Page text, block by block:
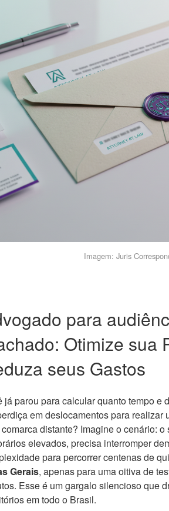
Imagem: Juris
para
Otimize sua
seus Gastos
já parou para calcular quanto tempo e
em deslocamentos para realizar
distante? Imagine o cenário:
elevados, precisa interromper
para percorrer centenas de
Gerais, apenas para uma oitiva de
Esse é um gargalo silencioso que
em todo o Brasil.